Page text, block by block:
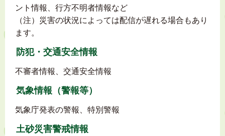
ント情報、行方不明者情報など
（注）災害の状況によっては配信が遅れる場合もあり
ます。
防犯・交通安全情報
不審者情報、交通安全情報
気象情報（警報等）
気象庁発表の警報、特別警報
土砂災害警戒情報